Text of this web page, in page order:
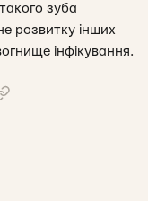
зуба
розвитку інших
інфікування.